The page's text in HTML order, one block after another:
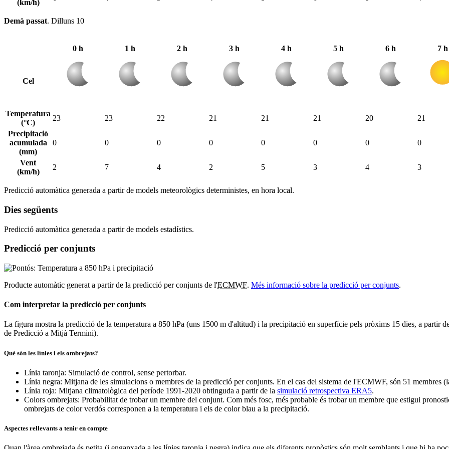
(km/h)
Demà passat. Dilluns 10
0 h
1 h 2 h 3 h 4 h 5 h 6 h 7 h
Cel
Temperatura
(°C)
23 23 22 21 21 21 20 21
Precipitació
acumulada
(mm)
0 0 0 0 0 0 0 0
Vent
(km/h)
2 7 4 2 5 3 4 3
Predicció automàtica generada a partir de models meteorològics deterministes, en hora local.
Dies següents
Predicció automàtica generada a partir de models estadístics.
Predicció per conjunts
Producte automàtic generat a partir de la predicció per conjunts de l'ECMWF. Més informació sobre la predicció per conjunts.
Com interpretar la predicció per conjunts
La figura mostra la predicció de la temperatura a 850 hPa (uns 1500 m d'altitud) i la precipitació en superfície pels pròxims 15 dies, a partir
de Predicció a Mitjà Termini).
Què són les línies i els ombrejats?
Línia taronja: Simulació de control, sense pertorbar.
Línia negra: Mitjana de les simulacions o membres de la predicció per conjunts. En el cas del sistema de l'ECMWF, són 51 membres
Línia roja: Mitjana climatològica del període 1991-2020 obtinguda a partir de la simulació retrospectiva ERA5.
Colors ombrejats: Probabilitat de trobar un membre del conjunt. Com més fosc, més probable és trobar un membre que estigui
ombrejats de color verdós corresponen a la temperatura i els de color blau a la precipitació.
Aspectes rellevants a tenir en compte